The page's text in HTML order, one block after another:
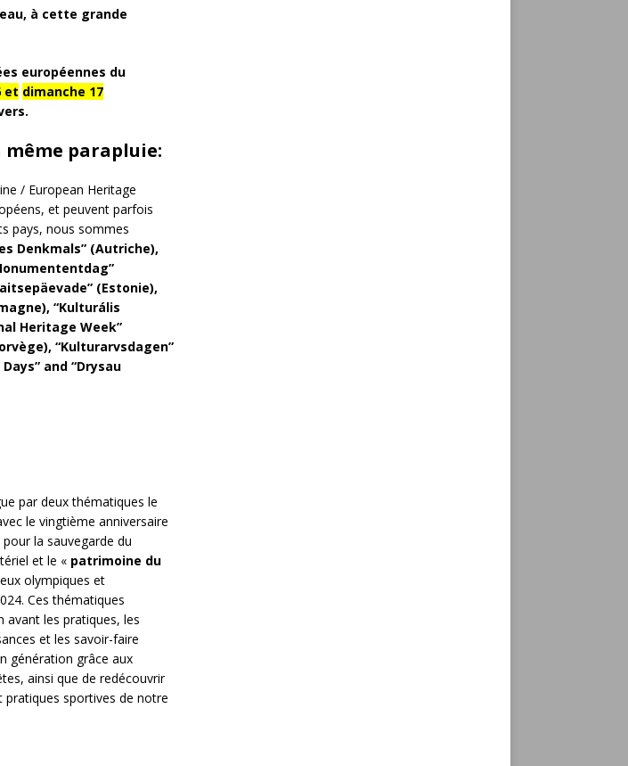
à cette grande
européennes du
et dimanche 17
même parapluie:
/ European Heritage
et peuvent parfois
pays, nous sommes
Denkmals” (Autriche),
(Estonie),
“Kulturális
Heritage Week”
“Kulturarvsdagen”
and “Drysau
par deux thématiques le
le vingtième anniversaire
la sauvegarde du
et le « patrimoine du
olympiques et
Ces thématiques
les pratiques, les
et les savoir-faire
génération grâce aux
ainsi que de redécouvrir
pratiques sportives de notre